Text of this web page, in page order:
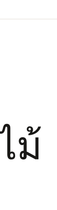
ม้